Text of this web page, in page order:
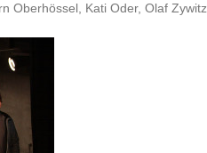
Oberhössel, Kati Oder, Olaf Zywitz.